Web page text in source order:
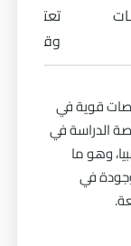
تعتمد
وقوة
قوية في
الدراسة في
وهو ما
في